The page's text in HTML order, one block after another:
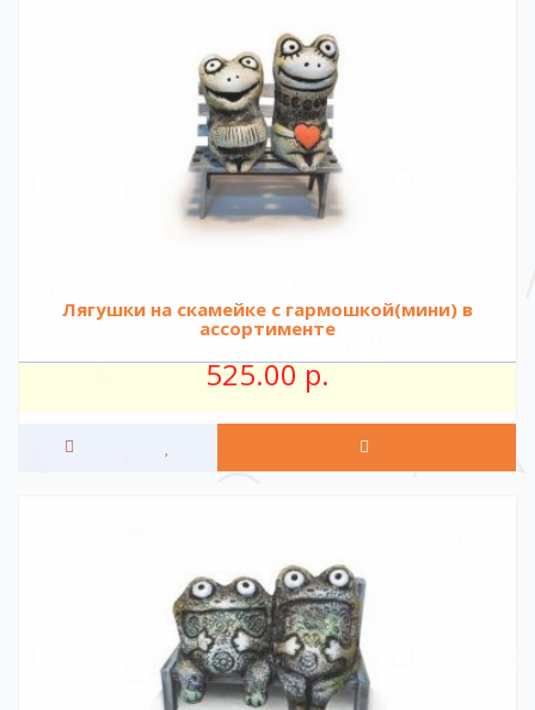
Лягушки на скамейке c гармошкой(мини) в
ассортименте
525.00 р.